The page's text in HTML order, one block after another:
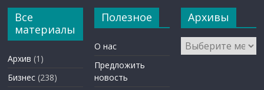
Все
материалы
Архив (1)
Бизнес (238)
Полезное
О нас
Предложить
новость
Архивы
Архивы